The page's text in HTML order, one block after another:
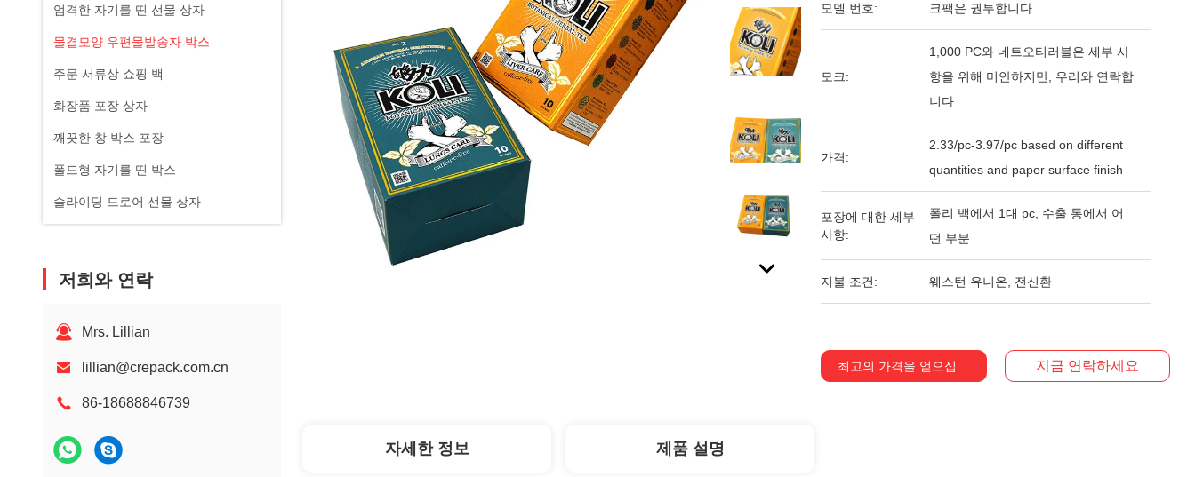
엄격한 자기를 띤 선물 상자
물결모양 우편물발송자 박스
주문 서류상 쇼핑 백
화장품 포장 상자
깨끗한 창 박스 포장
폴드형 자기를 띤 박스
슬라이딩 드로어 선물 상자
저희와 연락
Mrs. Lillian
lillian@crepack.com.cn
86-18688846739
모델 번호: 크팩은 권투합니다
모크:
1,000 PC와 네트오티러블은 세부 사
항을 위해 미안하지만, 우리와 연락합
니다
가격:
2.33/pc-3.97/pc based on different
quantities and paper surface finish
포장에 대한 세부
사항:
폴리 백에서 1대 pc, 수출 통에서 어
떤 부분
지불 조건: 웨스턴 유니온, 전신환
최고의 가격을 얻으십시오 지금 연락하세요
자세한 정보 제품 설명